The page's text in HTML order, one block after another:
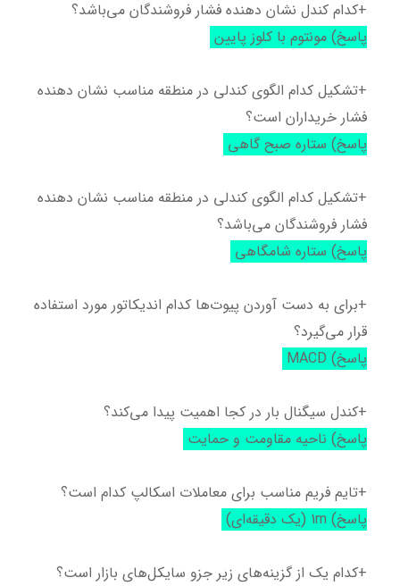
+کدام کندل نشان دهنده فشار فروشندگان می‌باشد؟
پاسخ) مونتوم با کلوز پایین
+تشکیل کدام الگوی کندلی در منطقه مناسب نشان دهنده
فشار خریداران است؟
پاسخ) ستاره صبح گاهی
+تشکیل کدام الگوی کندلی در منطقه مناسب نشان دهنده
فشار فروشندگان می‌باشد؟
پاسخ) ستاره شامگاهی
+برای به دست آوردن پیوت‌ها کدام اندیکاتور مورد استفاده
قرار می‌گیرد؟
پاسخ) MACD
+کندل سیگنال بار در کجا اهمیت پیدا می‌کند؟
پاسخ) ناحیه مقاومت و حمایت
+تایم فریم مناسب برای معاملات اسکالپ کدام است؟
پاسخ) 1m (یک دقیقه‌ای)
+کدام یک از گزینه‌های زیر جزو سایکل‌های بازار است؟